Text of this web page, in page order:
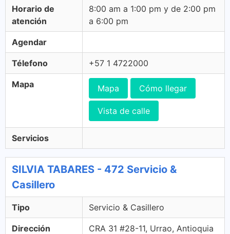
Horario de
atención
8:00 am a 1:00 pm y de 2:00 pm
a 6:00 pm
Agendar
Télefono +57 1 4722000
Mapa Mapa Cómo llegar
Vista de calle
Servicios
SILVIA TABARES - 472 Servicio &
Casillero
Tipo Servicio & Casillero
Dirección CRA 31 #28-11, Urrao, Antioquia